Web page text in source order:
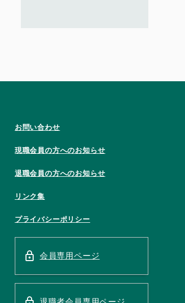
お問い合わせ
現職会員の方へのお知らせ
退職会員の方へのお知らせ
リンク集
プライバシーポリシー
会員専用ページ